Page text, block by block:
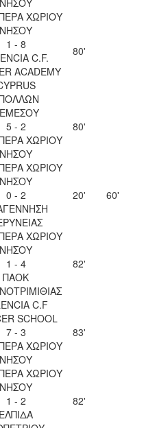
ΝΗΣΟΥ
ΧΩΡΙΟΥ
ΝΗΣΟΥ
1 - 8
C.F.
ACADEMY
80'
5 - 2
ΧΩΡΙΟΥ
ΝΗΣΟΥ
80'
ΧΩΡΙΟΥ
ΝΗΣΟΥ
0 - 2
20' 60'
ΧΩΡΙΟΥ
ΝΗΣΟΥ
1 - 4
ΠΑΟΚ
82'
C.F
SCHOOL
7 - 3
ΧΩΡΙΟΥ
ΝΗΣΟΥ
83'
ΧΩΡΙΟΥ
ΝΗΣΟΥ
1 - 2
82'